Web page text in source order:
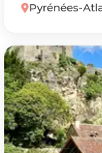
Pyrénées-